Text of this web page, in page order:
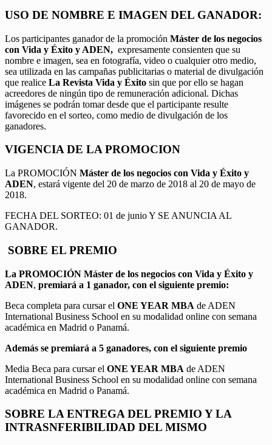
USO DE NOMBRE E IMAGEN DEL GANADOR:
Los participantes ganador de la promoción Máster de los negocios
con Vida y Éxito y ADEN, expresamente consienten que su
nombre e imagen, sea en fotografía, video o cualquier otro medio,
sea utilizada en las campañas publicitarias o material de divulgación
que realice La Revista Vida y Éxito sin que por ello se hagan
acreedores de ningún tipo de remuneración adicional. Dichas
imágenes se podrán tomar desde que el participante resulte
favorecido en el sorteo, como medio de divulgación de los
ganadores.
VIGENCIA DE LA PROMOCION
La PROMOCIÓN Máster de los negocios con Vida y Éxito y
ADEN, estará vigente del 20 de marzo de 2018 al 20 de mayo de
2018.
FECHA DEL SORTEO: 01 de junio Y SE ANUNCIA AL
GANADOR.
SOBRE EL PREMIO
La PROMOCIÓN Máster de los negocios con Vida y Éxito y
ADEN, premiará a 1 ganador, con el siguiente premio:
Beca completa para cursar el ONE YEAR MBA de ADEN
International Business School en su modalidad online con semana
académica en Madrid o Panamá.
Además se premiará a 5 ganadores, con el siguiente premio
Media Beca para cursar el ONE YEAR MBA de ADEN
International Business School en su modalidad online con semana
académica en Madrid o Panamá.
SOBRE LA ENTREGA DEL PREMIO Y LA
INTRASNFERIBILIDAD DEL MISMO